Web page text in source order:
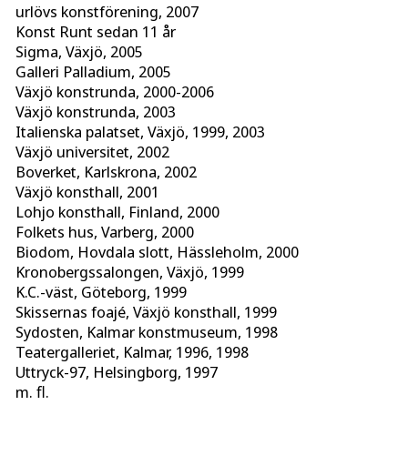
urlövs konstförening, 2007
Konst Runt sedan 11 år
Sigma, Växjö, 2005
Galleri Palladium, 2005
Växjö konstrunda, 2000-2006
Växjö konstrunda, 2003
Italienska palatset, Växjö, 1999, 2003
Växjö universitet, 2002
Boverket, Karlskrona, 2002
Växjö konsthall, 2001
Lohjo konsthall, Finland, 2000
Folkets hus, Varberg, 2000
Biodom, Hovdala slott, Hässleholm, 2000
Kronobergssalongen, Växjö, 1999
K.C.-väst, Göteborg, 1999
Skissernas foajé, Växjö konsthall, 1999
Sydosten, Kalmar konstmuseum, 1998
Teatergalleriet, Kalmar, 1996, 1998
Uttryck-97, Helsingborg, 1997
m. fl.